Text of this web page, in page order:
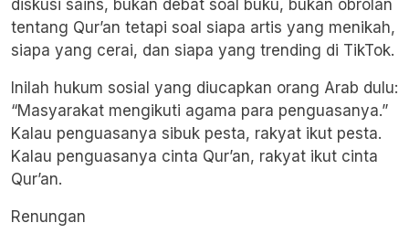
diskusi sains, bukan debat soal buku, bukan obrolan
tentang Qur’an tetapi soal siapa artis yang menikah,
siapa yang cerai, dan siapa yang trending di TikTok.
Inilah hukum sosial yang diucapkan orang Arab dulu:
“Masyarakat mengikuti agama para penguasanya.”
Kalau penguasanya sibuk pesta, rakyat ikut pesta.
Kalau penguasanya cinta Qur’an, rakyat ikut cinta
Qur’an.
Renungan